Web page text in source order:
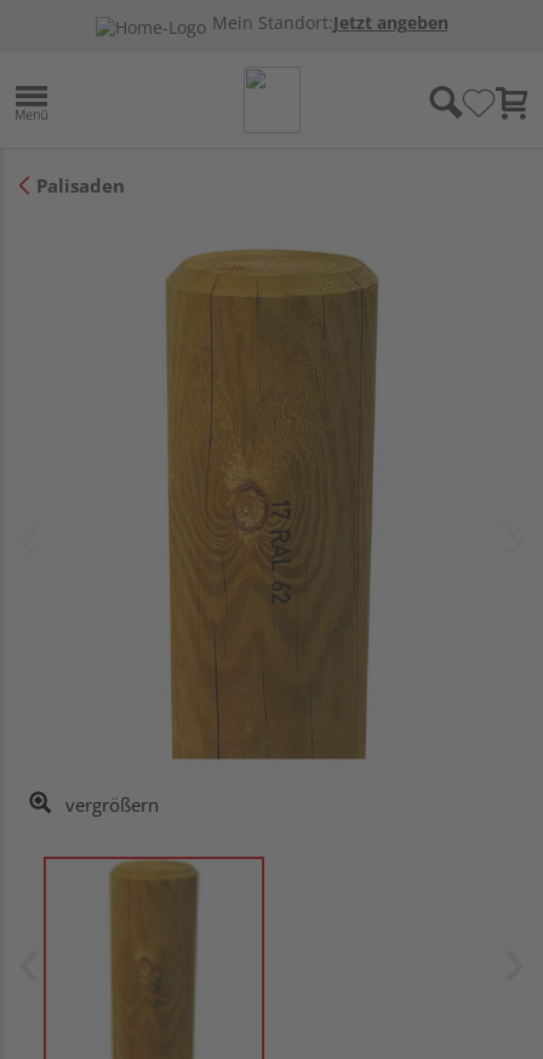
Mein Standort:Jetzt angeben
Palisaden
vergrößern